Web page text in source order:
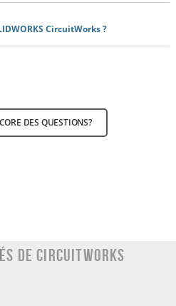
CircuitWorks ?
DES QUESTIONS?
de CircuitWorks